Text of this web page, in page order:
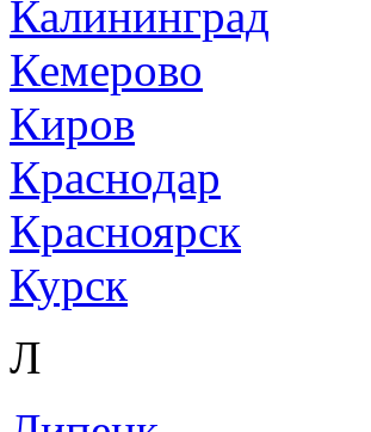
Калининград
Кемерово
Киров
Краснодар
Красноярск
Курск
Л